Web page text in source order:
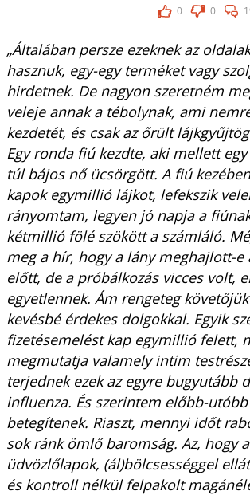
0 0
„Általában persze ezeknek az
hasznuk, egy-egy terméket vagy
hirdetnek. De nagyon szeretném
veleje annak a tébolynak, ami
kezdetét, és csak az őrült
Egy ronda fiú kezdte, aki mellett
túl bájos nő ücsörgött. A fiú
kapok egymillió lájkot, lefekszik
rányomtam, legyen jó napja a
kétmillió fölé szökött a számláló.
meg a hír, hogy a lány meghajlott-e
előtt, de a próbálkozás vicces volt,
egyetlennek. Ám rengeteg
kevésbé érdekes dolgokkal. Egyik
fizetésemelést kap egymillió felett,
megmutatja valamely intim
terjednek ezek az egyre bugyutább
influenza. És szerintem előbb-
betegítenek. Riaszt, mennyi időt
sok ránk ömlő baromság. Az, hogy
üdvözlőlapok, (ál)bölcsességgel
és kontroll nélkül felpakolt